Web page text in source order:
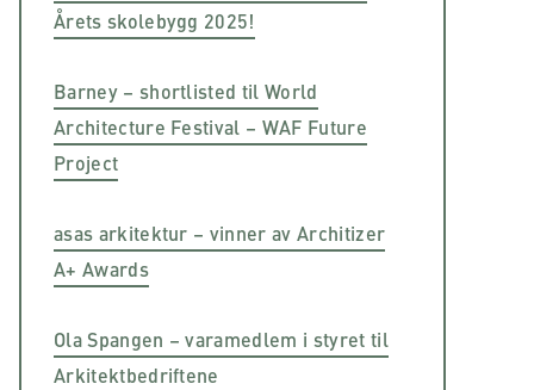
Årets skolebygg 2025!
Barney – shortlisted til World
Architecture Festival – WAF Future
Project
asas arkitektur – vinner av Architizer
A+ Awards
Ola Spangen – varamedlem i styret til
Arkitektbedriftene